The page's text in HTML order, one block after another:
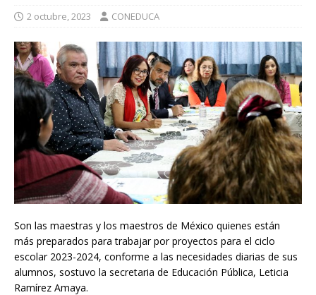
2 octubre, 2023 CONEDUCA
Son las maestras y los maestros de México quienes están
más preparados para trabajar por proyectos para el ciclo
escolar 2023-2024, conforme a las necesidades diarias de sus
alumnos, sostuvo la secretaria de Educación Pública, Leticia
Ramírez Amaya.